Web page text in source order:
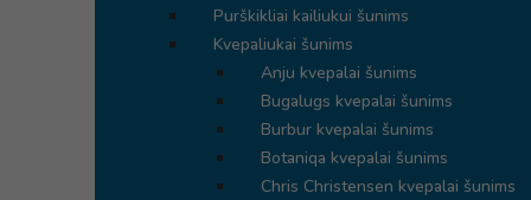
Purškikliai kailiukui šunims
Kvepaliukai šunims
Anju kvepalai šunims
Bugalugs kvepalai šunims
Burbur kvepalai šunims
Botaniqa kvepalai šunims
Chris Christensen kvepalai šunims